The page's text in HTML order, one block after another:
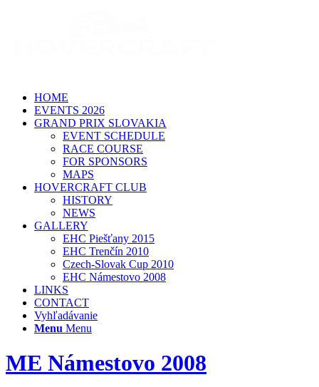
HOME
EVENTS 2026
GRAND PRIX SLOVAKIA
EVENT SCHEDULE
RACE COURSE
FOR SPONSORS
MAPS
HOVERCRAFT CLUB
HISTORY
NEWS
GALLERY
EHC Piešťany 2015
EHC Trenčín 2010
Czech-Slovak Cup 2010
EHC Námestovo 2008
LINKS
CONTACT
Vyhľadávanie
Menu Menu
ME Námestovo 2008